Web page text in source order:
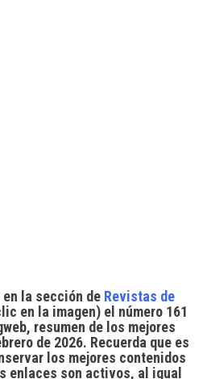
la sección de Revistas de
en la imagen) el número 161
, resumen de los mejores
de 2026. Recuerda que es
los mejores contenidos
enlaces son activos, al igual